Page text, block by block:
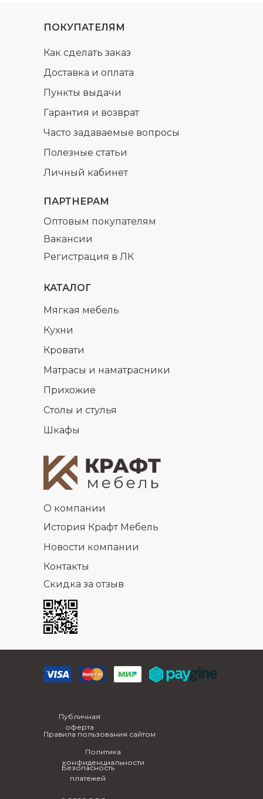
ПАРТНЕРАМ
Регистрация в ЛК
Оптовым покупателям
Вакансии
КАТАЛОГ
Кухни
Мягкая мебель
Кровати
Матрасы и наматрасники
Прихожие
Столы и стулья
Шкафы
ПОКУПАТЕЛЯМ
Доставка и оплата
Часто задаваемые вопросы
Гарантия и возврат
Полезные статьи
Пункты выдачи
Как сделать заказ
Личный кабинет
О компании
История Крафт Мебель
Новости компании
Контакты
Скидка за отзыв
Публичная
оферта
Правила пользования сайтом
Политика
конфиденциальности
Безопасность
платежей